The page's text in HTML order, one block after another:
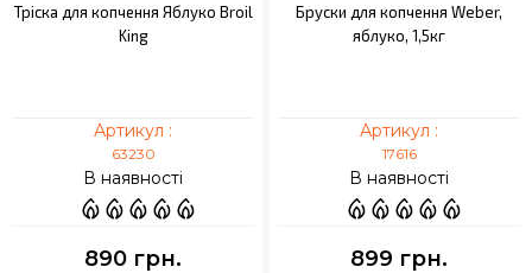
Тріска для копчення Яблуко Broil
King
Артикул :
63230
В наявності
890 грн.
Бруски для копчення Weber,
яблуко, 1,5кг
Артикул :
17616
В наявності
899 грн.